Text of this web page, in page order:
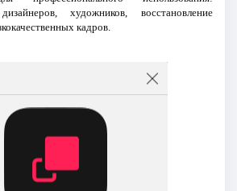
художников, восстановление
кадров.